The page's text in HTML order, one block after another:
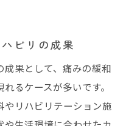
ビリの成果
果として、痛みの緩和
るケースが多いです。
リハビリテーション施